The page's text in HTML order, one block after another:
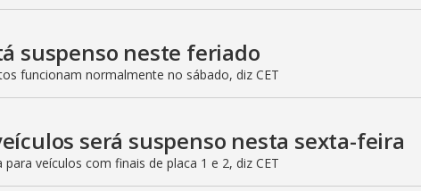
suspenso neste feriado
funcionam normalmente no sábado, diz CET
será suspenso nesta sexta-feira
veículos com finais de placa 1 e 2, diz CET